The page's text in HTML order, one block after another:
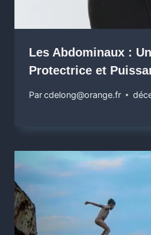
Les Abdominaux :
Protectrice et
Parcdelong@orange.fr